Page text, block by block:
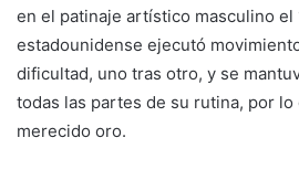
en el patinaje artístico masculino el
estadounidense ejecutó
dificultad, uno tras otro, y se
todas las partes de su rutina, por
merecido oro.